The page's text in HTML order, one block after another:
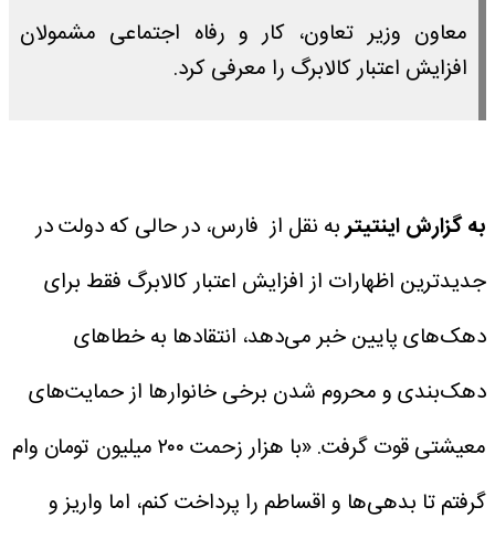
معاون وزیر تعاون، کار و رفاه اجتماعی مشمولان
افزایش اعتبار کالابرگ را معرفی کرد.
به گزارش اینتیتربه نقل از فارس، در حالی که دولت در
جدیدترین اظهارات از افزایش اعتبار کالابرگ فقط برای
دهک‌های پایین خبر می‌دهد، انتقادها به خطاهای
دهک‌بندی و محروم شدن برخی خانوارها از حمایت‌های
معیشتی قوت گرفت.
«با هزار زحمت ۲۰۰ میلیون تومان وام
گرفتم تا بدهی‌ها و اقساطم را پرداخت کنم، اما واریز و